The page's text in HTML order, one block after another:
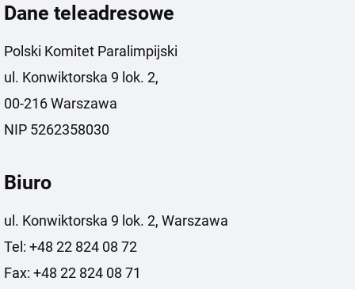
Dane teleadresowe
Polski Komitet Paralimpijski
ul. Konwiktorska 9 lok. 2,
00-216 Warszawa
NIP 5262358030
Biuro
ul. Konwiktorska 9 lok. 2, Warszawa
Tel: +48 22 824 08 72
Fax: +48 22 824 08 71